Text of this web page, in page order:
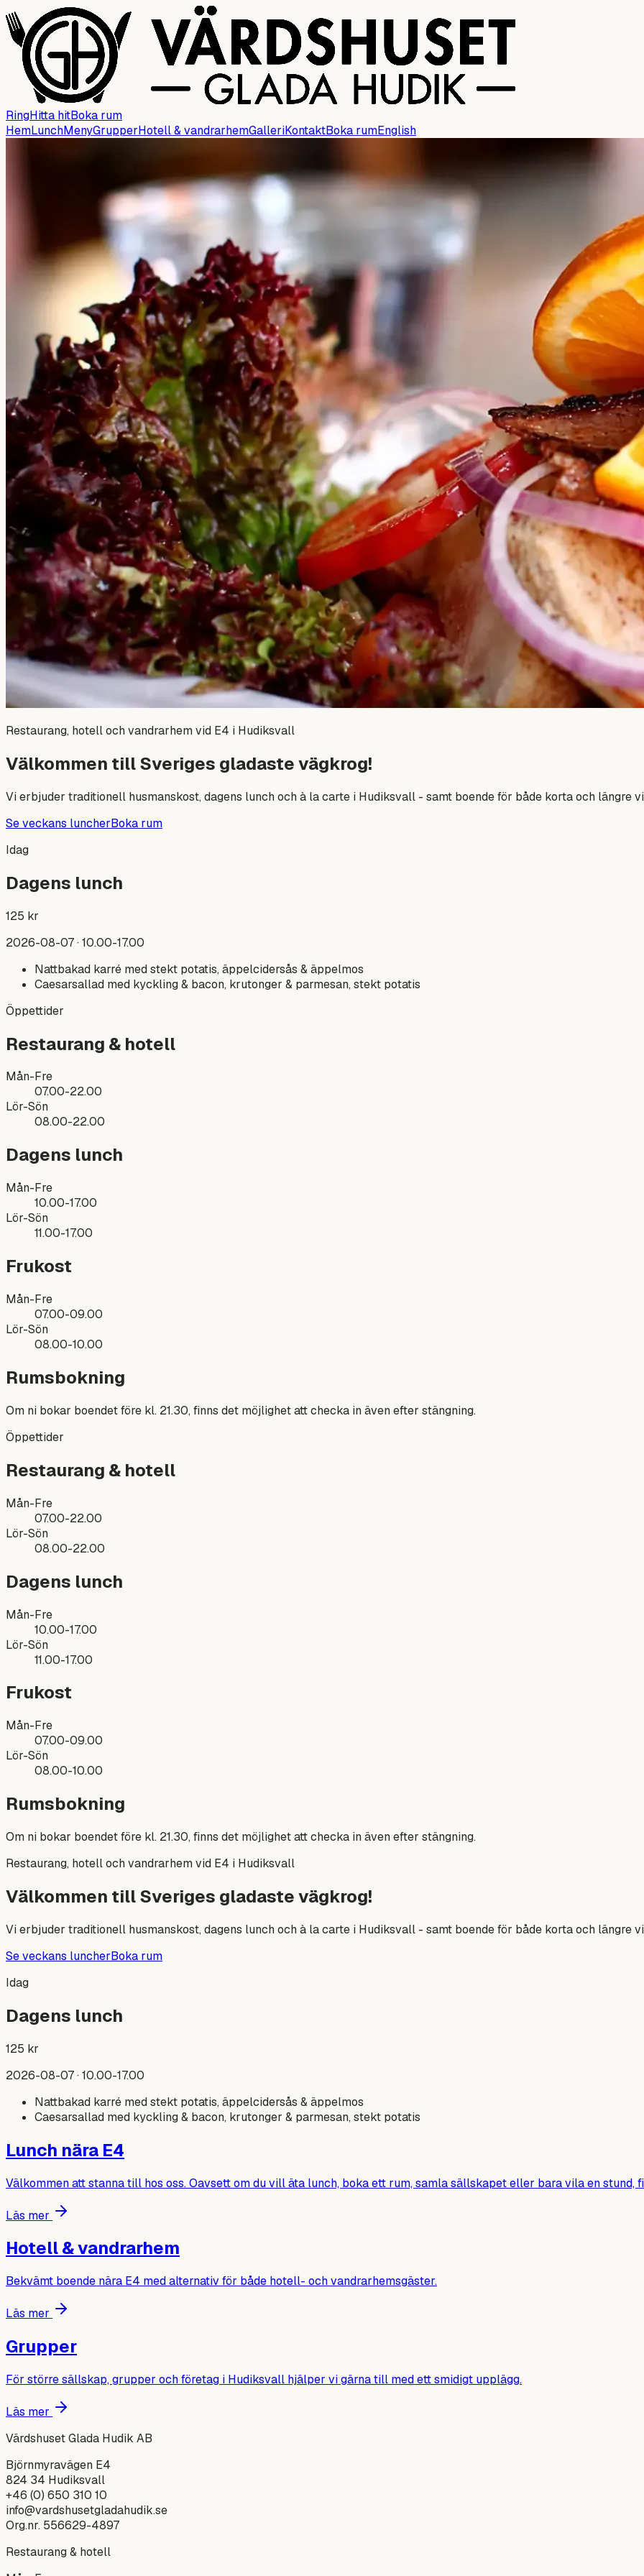
RingHitta hitBoka rum
HemLunchMenyGrupperHotell & vandrarhemGalleriKontaktBoka rumEnglish
Restaurang, hotell och vandrarhem vid E4 i Hudiksvall
Välkommen till Sveriges gladaste vägkrog!
Vi erbjuder traditionell husmanskost, dagens lunch och à la carte i Hudiksvall - samt boende för både korta och längre
Se veckans luncherBoka rum
Idag
Dagens lunch
125 kr
2026-08-07· 10.00-17.00
Nattbakad karré med stekt potatis, äppelcidersås & äppelmos
Caesarsallad med kyckling & bacon, krutonger & parmesan, stekt potatis
Öppettider
Restaurang & hotell
Mån-Fre
07.00-22.00
Lör-Sön
08.00-22.00
Dagens lunch
Mån-Fre
10.00-17.00
Lör-Sön
11.00-17.00
Frukost
Mån-Fre
07.00-09.00
Lör-Sön
08.00-10.00
Rumsbokning
Om ni bokar boendet före kl. 21.30, finns det möjlighet att checka in även efter stängning.
Öppettider
Restaurang & hotell
Mån-Fre
07.00-22.00
Lör-Sön
08.00-22.00
Dagens lunch
Mån-Fre
10.00-17.00
Lör-Sön
11.00-17.00
Frukost
Mån-Fre
07.00-09.00
Lör-Sön
08.00-10.00
Rumsbokning
Om ni bokar boendet före kl. 21.30, finns det möjlighet att checka in även efter stängning.
Restaurang, hotell och vandrarhem vid E4 i Hudiksvall
Välkommen till Sveriges gladaste vägkrog!
Vi erbjuder traditionell husmanskost, dagens lunch och à la carte i Hudiksvall - samt boende för både korta och längre
Se veckans luncherBoka rum
Idag
Dagens lunch
125 kr
2026-08-07· 10.00-17.00
Nattbakad karré med stekt potatis, äppelcidersås & äppelmos
Caesarsallad med kyckling & bacon, krutonger & parmesan, stekt potatis
Lunch nära E4
Välkommen att stanna till hos oss. Oavsett om du vill äta lunch, boka ett rum, samla sällskapet eller bara vila en stund,
Läs mer
Hotell & vandrarhem
Bekvämt boende nära E4 med alternativ för både hotell- och vandrarhemsgäster.
Läs mer
Grupper
För större sällskap, grupper och företag i Hudiksvall hjälper vi gärna till med ett smidigt upplägg.
Läs mer
Värdshuset Glada Hudik AB
Björnmyravägen E4
824 34 Hudiksvall
+46 (0) 650 310 10
info@vardshusetgladahudik.se
Org.nr. 556629-4897
Restaurang & hotell